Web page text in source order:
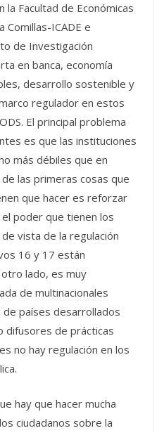
la Facultad de Económicas
Comillas-ICADE e
de Investigación
en banca, economía
desarrollo sostenible y
regulador en estos
El principal problema
es que las instituciones
más débiles que en
las primeras cosas que
que hacer es reforzar
poder que tienen los
vista de la regulación
16 y 17 están
lado, es muy
de multinacionales
países desarrollados
difusores de prácticas
no hay regulación en los
hay que hacer mucha
ciudadanos sobre la